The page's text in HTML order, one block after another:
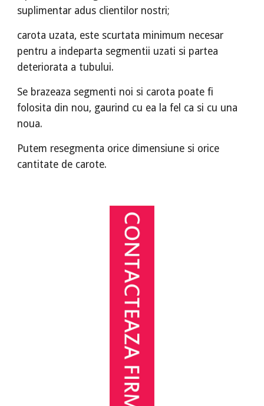
suplimentar adus clientilor nostri;
carota uzata, este scurtata minimum necesar
pentru a indeparta segmentii uzati si partea
deteriorata a tubului.
Se brazeaza segmenti noi si carota poate fi
folosita din nou, gaurind cu ea la fel ca si cu una
noua.
Putem resegmenta orice dimensiune si orice
cantitate de carote.